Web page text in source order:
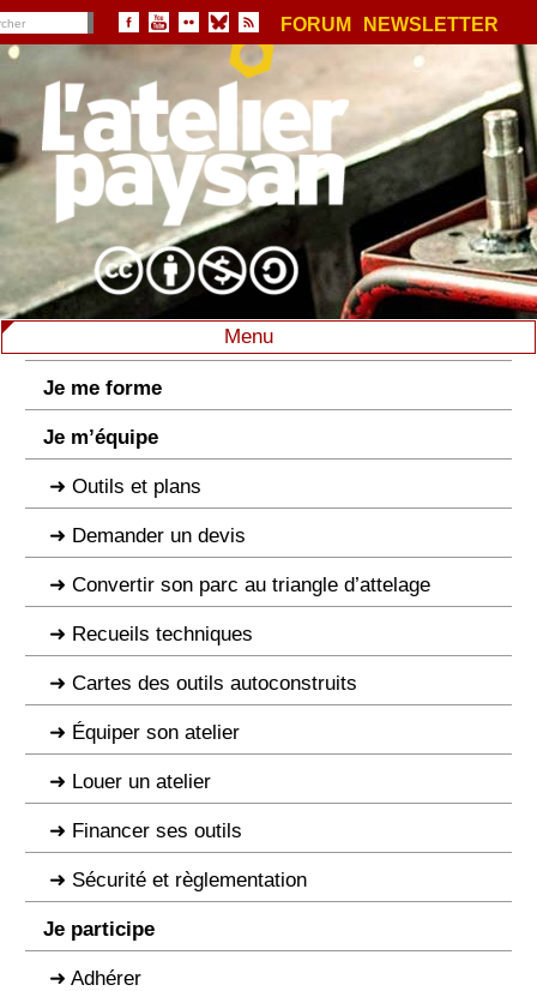
FORUM NEWSLETTER
Menu
Je me forme
Je m’équipe
Outils et plans
Demander un devis
Convertir son parc au triangle d’attelage
Recueils techniques
Cartes des outils autoconstruits
Équiper son atelier
Louer un atelier
Financer ses outils
Sécurité et règlementation
Je participe
Adhérer